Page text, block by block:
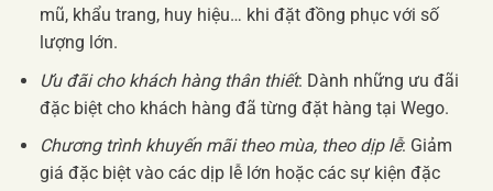
mũ, khẩu trang, huy hiệu… khi đặt đồng phục với số
lượng lớn.
Ưu đãi cho khách hàng thân thiết: Dành những ưu đãi
đặc biệt cho khách hàng đã từng đặt hàng tại Wego.
Chương trình khuyến mãi theo mùa, theo dịp lễ: Giảm
giá đặc biệt vào các dịp lễ lớn hoặc các sự kiện đặc